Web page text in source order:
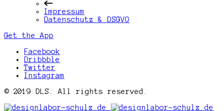
Impressum
Datenschutz & DSGVO
Get the App
Facebook
Dribbble
Twitter
Instagram
© 2019 DLS. All rights reserved.